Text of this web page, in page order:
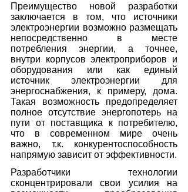
Преимущество новой разработки
заключается в том, что источники
электроэнергии возможно размещать
непосредственно в месте
потребления энергии, а точнее,
внутри корпусов электроприборов и
оборудования или как единый
источник электроэнергии для
энергоснабжения, к примеру, дома.
Такая возможность предопределяет
полное отсутствие энергопотерь на
пути от поставщика к потребителю,
что в современном мире очень
важно, т.к. конкурентоспособность
напрямую зависит от эффективности.
Разработчики технологии
сконцентрировали свои усилия на